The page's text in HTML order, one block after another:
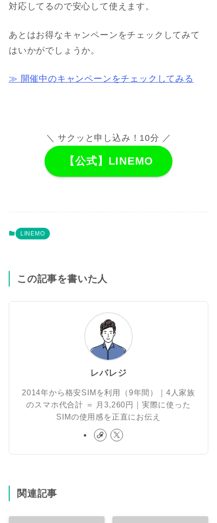
対応してるので安心して使えます。
あとはお得なキャンペーンをチェックしてみて
はいかがでしょうか。
≫ 開催中のキャンペーンをチェックしてみる
＼ サクッと申し込み！10分 ／
【公式】LINEMO
LINEMO
この記事を書いた人
レバレジ
2014年から格安SIMを利用（9年間）｜4人家族
のスマホ代合計 ＝ 月3,260円｜実際に使った
SIMの使用感を正直にお伝え
関連記事